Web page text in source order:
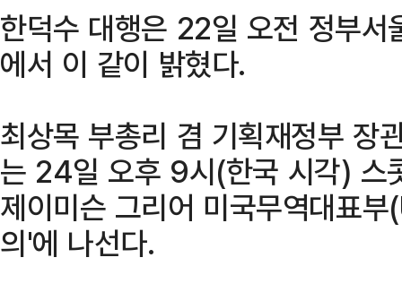
한덕수 대행은 22일 오전 정부서
에서 이 같이 밝혔다.
최상목 부총리 겸 기획재정부 장
는 24일 오후 9시(한국 시각) 스
제이미슨 그리어 미국무역대표
의'에 나선다.